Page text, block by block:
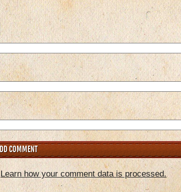
Learn how your comment data is processed.